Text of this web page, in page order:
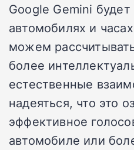
Google Gemini
автомобилях и
можем
более
естественные
надеяться, что это
эффективное
автомобиле или